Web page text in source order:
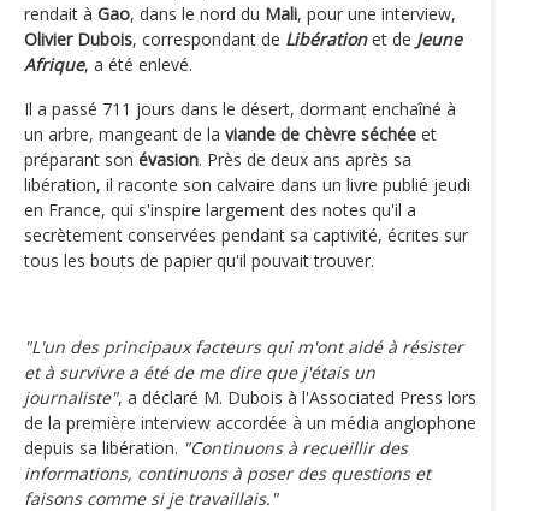
rendait à Gao, dans le nord du Mali, pour une interview,
Olivier Dubois, correspondant de Libérationet de Jeune
Afrique, a été enlevé.
Il a passé 711 jours dans le désert, dormant enchaîné à
un arbre, mangeant de la viande de chèvre séchée et
préparant son évasion. Près de deux ans après sa
libération, il raconte son calvaire dans un livre publié jeudi
en France, qui s'inspire largement des notes qu'il a
secrètement conservées pendant sa captivité, écrites sur
tous les bouts de papier qu'il pouvait trouver.
"L'un des principaux facteurs qui m'ont aidé à résister
et à survivre a été de me dire que j'étais un
journaliste", a déclaré M. Dubois à l'Associated Press lors
de la première interview accordée à un média anglophone
depuis sa libération. "Continuons à recueillir des
informations, continuons à poser des questions et
faisons comme si je travaillais."